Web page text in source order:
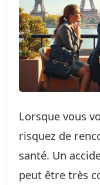
Lorsque vous
risquez de
santé. Un
peut être très